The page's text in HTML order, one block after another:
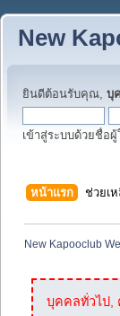
New
ยินดีต้อนรับคุณ, บุ
เข้าสู่ระบบด้วยชื่อ
หน้าแรก ช่วยเ
New Kapooclub
บุคคลทั่วไป,